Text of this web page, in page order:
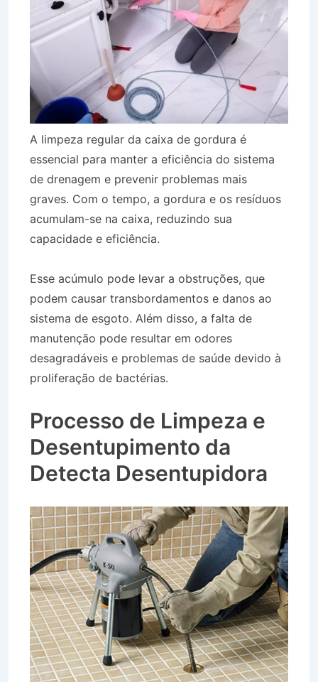
A limpeza regular da caixa de gordura é
essencial para manter a eficiência do sistema
de drenagem e prevenir problemas mais
graves. Com o tempo, a gordura e os resíduos
acumulam-se na caixa, reduzindo sua
capacidade e eficiência.
Esse acúmulo pode levar a obstruções, que
podem causar transbordamentos e danos ao
sistema de esgoto. Além disso, a falta de
manutenção pode resultar em odores
desagradáveis e problemas de saúde devido à
proliferação de bactérias.
Processo de Limpeza e
Desentupimento da
Detecta Desentupidora